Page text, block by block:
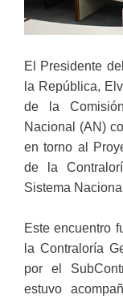
El Presidente
la República,
de la
Nacional (AN)
en torno al
de la
Sistema
Este encuentro
la Contraloría
por el
estuvo